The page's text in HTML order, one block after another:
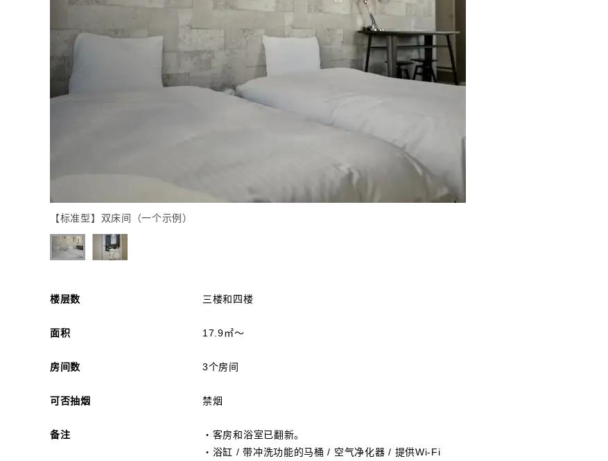
【标准型】双床间（一个示例）
楼层数 三楼和四楼
面积 17.9㎡～
房间数 3个房间
可否抽烟 禁烟
备注
・客房和浴室已翻新。
・浴缸 / 带冲洗功能的马桶 / 空气净化器 / 提供Wi-Fi